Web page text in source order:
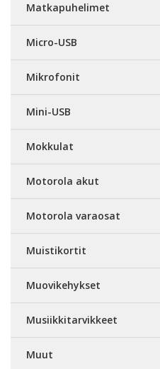
Matkapuhelimet
Micro-USB
Mikrofonit
Mini-USB
Mokkulat
Motorola akut
Motorola varaosat
Muistikortit
Muovikehykset
Musiikkitarvikkeet
Muut